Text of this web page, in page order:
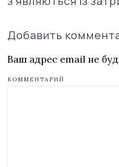
Добавить
Ваш адрес email не
КОММЕНТАРИЙ